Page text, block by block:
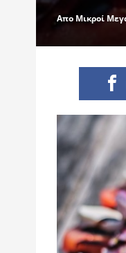
Απο Μικροί